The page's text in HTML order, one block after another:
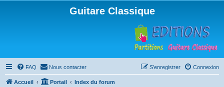
Guitare Classique
FAQ Nous contacter Connexion
S’enregistrer
Accueil Portail Index du forum